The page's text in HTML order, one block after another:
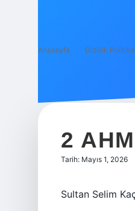
Anasayfa Gizlilik
2
Tarih: Mayıs 1, 2026
Sultan Selim